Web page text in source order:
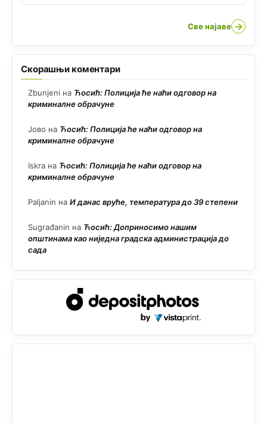
Све најаве →
Скорашњи коментари
Zbunjeni на Ћосић: Полиција ће наћи одговор на
криминалне обрачуне
Јово на Ћосић: Полиција ће наћи одговор на
криминалне обрачуне
Iskra на Ћосић: Полиција ће наћи одговор на
криминалне обрачуне
Paljanin на И данас вруће, температура до 39 степени
Sugrađanin на Ћосић: Доприносимо нашим
општинама као ниједна градска администрација до
сада